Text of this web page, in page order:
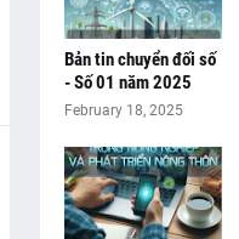
Bản tin chuyển đối số
- Số 01 năm 2025
February 18, 2025